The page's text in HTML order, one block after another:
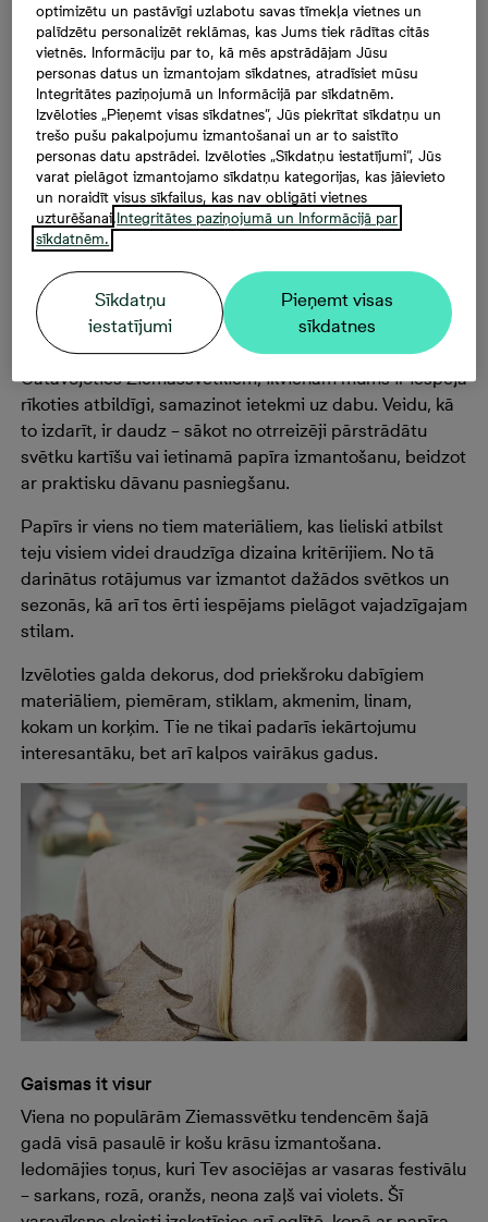
Kā dekorēsim mājokli
Ziemassvētkos?
Ir pienācis laiks, lai svinīgo noskaņu no mūsu sirdīm
ienestu arī mājās. Grūti iedomāties vēl kādus svētkus,
kas būtu tik vizuāli krāšņi kā Ziemassvētki. Ja arī Tu
vēlies uzpost savu mājokli, bet nezini, ar ko sākt,
kuriem iedvesmoties, izvēloties rotājumus.
Ar domām par vidi
Gatavojoties Ziemassvētkiem, ikvienam mums ir iespēja
rīkoties atbildīgi, samazinot ietekmi uz dabu. Veidu, kā
to izdarīt, ir daudz – sākot no otrreizēji pārstrādātu
svētku kartīšu vai ietinamā papīra izmantošanu, beidzot
ar praktisku dāvanu pasniegšanu.
Papīrs ir viens no tiem materiāliem, kas lieliski atbilst
teju visiem videi draudzīga dizaina kritērijiem. No tā
darinātus rotājumus var izmantot dažādos svētkos un
sezonās, kā arī tos ērti iespējams pielāgot vajadzīgajam
stilam.
Izvēloties galda dekorus, dod priekšroku dabīgiem
materiāliem, piemēram, stiklam, akmenim, linam,
kokam un korķim. Tie ne tikai padarīs iekārtojumu
interesantāku, bet arī kalpos vairākus gadus.
Gaismas it visur
Viena no populārām Ziemassvētku tendencēm šajā
gadā visā pasaulē ir košu krāsu izmantošana.
Iedomājies toņus, kuri Tev asociējas ar vasaras festivālu
– sarkans, rozā, oranžs, neona zaļš vai violets. Šī
optimizētu un pastāvīgi uzlabotu savas tīmekļa vietnes un
palīdzētu personalizēt reklāmas, kas Jums tiek rādītas citās
vietnēs. Informāciju par to, kā mēs apstrādājam Jūsu
personas datus un izmantojam sīkdatnes, atradīsiet mūsu
Integritātes paziņojumā un Informācijā par sīkdatnēm.
Izvēloties „Pieņemt visas sīkdatnes”, Jūs piekrītat sīkdatņu un
trešo pušu pakalpojumu izmantošanai un ar to saistīto
personas datu apstrādei. Izvēloties „Sīkdatņu iestatījumi”, Jūs
varat pielāgot izmantojamo sīkdatņu kategorijas, kas jāievieto
un noraidīt visus sīkfailus, kas nav obligāti vietnes
uzturēšanai.Integritātes paziņojumā un Informācijā par
sīkdatnēm.
Sīkdatņu
iestatījumi
Pieņemt visas
sīkdatnes